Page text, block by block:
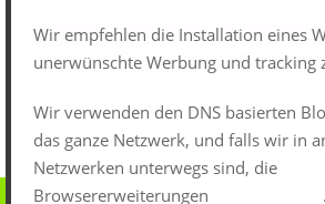
Datenschutzerklärung
Impressum
Wir empfehlen die Installation eines
unerwünschte Werbung und tracking
Wir verwenden den DNS basierten
das ganze Netzwerk, und falls wir in
Netzwerken unterwegs sind, die
Browsererweiterungen
.